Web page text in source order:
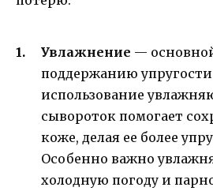
Увлажнение —
поддержанию
использование
сывороток помогает
коже, делая ее более
Особенно важно
холодную погоду и